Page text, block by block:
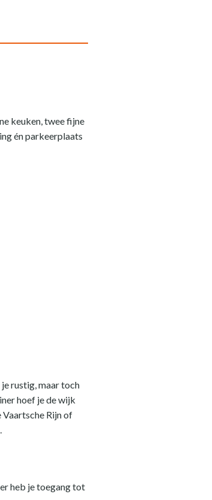
keuken, twee fijne
én parkeerplaats
rustig, maar toch
hoef je de wijk
Vaartsche Rijn of
heb je toegang tot